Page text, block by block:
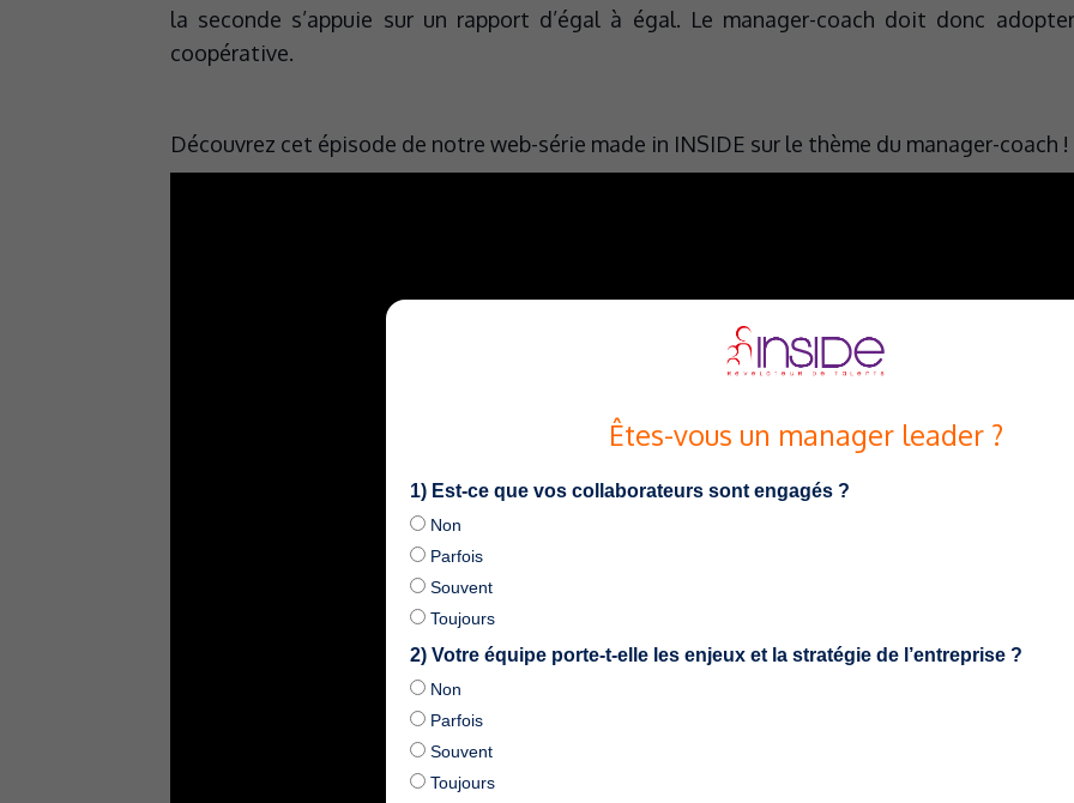
la seconde s’appuie sur un rapport d’égal à égal. Le manager-coach doit donc
coopérative.
Découvrez cet épisode de notre web-série made in INSIDE sur le thème du manager-coach !
Êtes-vous un manager leader ?
1) Est-ce que vos collaborateurs sont engagés ?
Non
Parfois
Souvent
Toujours
2) Votre équipe porte-t-elle les enjeux et la stratégie de l’entreprise ?
Non
Parfois
Souvent
Toujours